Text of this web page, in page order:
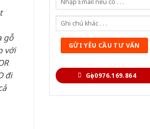
Gọi 0976.169.864
gỗ
với
đi